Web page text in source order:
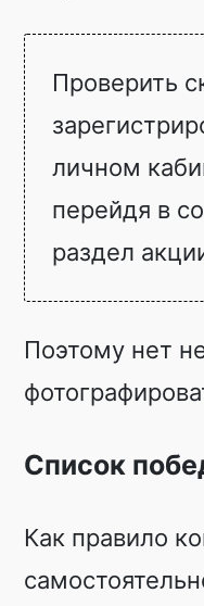
Проверить
личном
перейдя в
раздел
Поэтому нет
Список
Как правило